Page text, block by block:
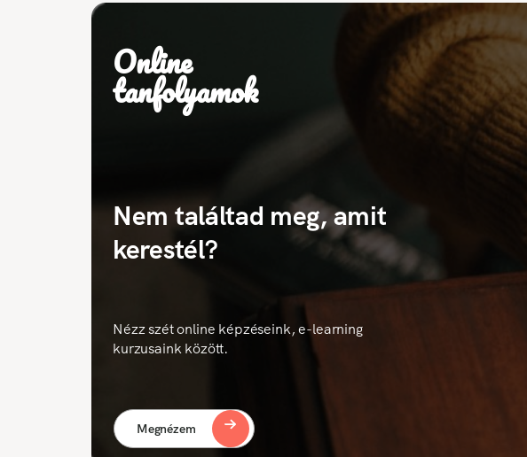
Online
tanfolyamok
Nem találtad meg, amit
kerestél?
Nézz szét online képzéseink, e-learning
kurzusaink között.
Megnézem